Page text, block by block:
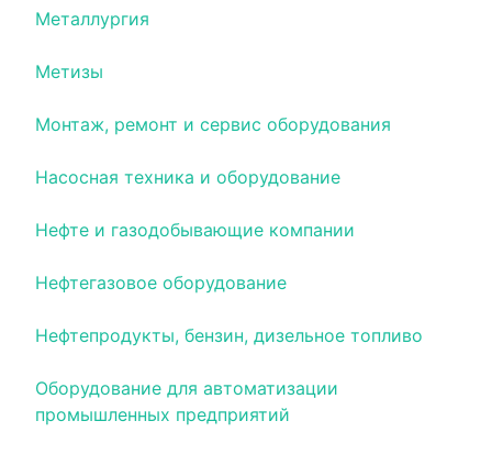
Металлургия
Метизы
Монтаж, ремонт и сервис оборудования
Насосная техника и оборудование
Нефте и газодобывающие компании
Нефтегазовое оборудование
Нефтепродукты, бензин, дизельное топливо
Оборудование для автоматизации
промышленных предприятий